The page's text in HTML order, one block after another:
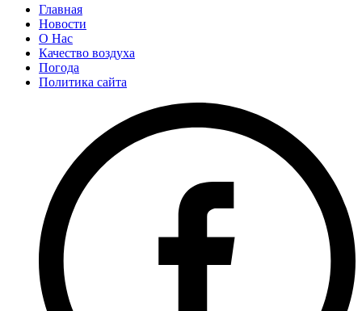
Главная
Новости
О Нас
Качество воздуха
Погода
Политика сайта